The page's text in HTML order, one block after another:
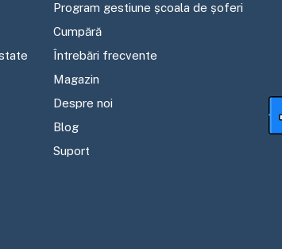
Program gestiune școala de șoferi
Cumpără
Întrebări frecvente
Magazin
Despre noi
Blog
Suport